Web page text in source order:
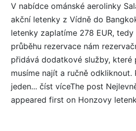
V nabídce ománské aerolinky
akční letenky z Vídně do
letenky zaplatíme 278 EUR,
průběhu rezervace nám
přidává dodatkové služby, které
musíme najít a ručně odkliknout.
jeden... číst víceThe post
appeared first on Honzovy